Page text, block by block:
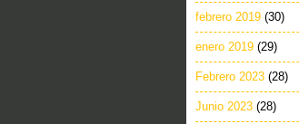
febrero 2019 (30)
enero 2019 (29)
Febrero 2023 (28)
Junio 2023 (28)